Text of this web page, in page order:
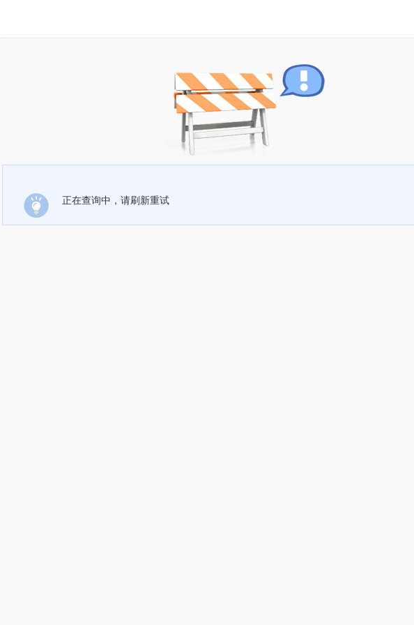
正在查询中，请刷新重试